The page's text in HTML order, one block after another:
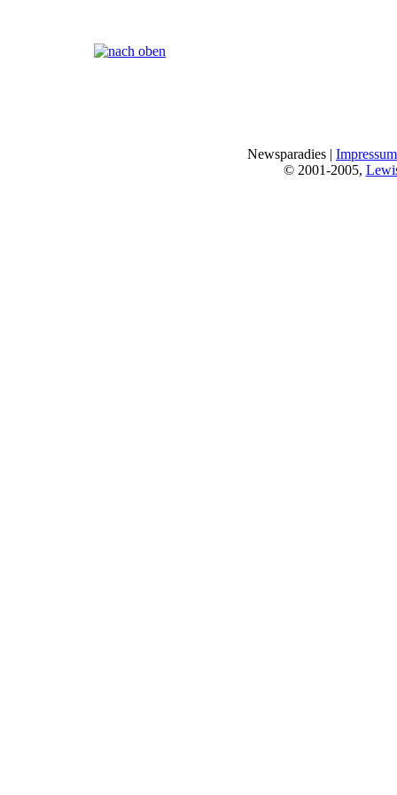
Newsparadies | Impressum
© 2001-2005,